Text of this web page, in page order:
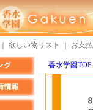
欲しい物リスト お支
香水学園TOP